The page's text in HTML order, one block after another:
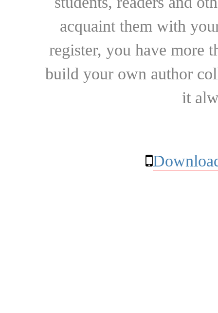
acquaint them with
register, you have more
build your own author
it